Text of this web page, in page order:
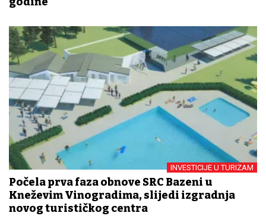
INVESTICIJE U TURIZAM
Počela prva faza obnove SRC Bazeni u
Kneževim Vinogradima, slijedi izgradnja
novog turističkog centra